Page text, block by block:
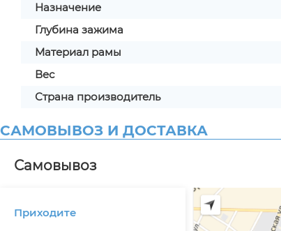
Назначение
Глубина зажима
Материал рамы
Вес
Страна производитель
САМОВЫВОЗ И ДОСТАВКА
Самовывоз
Приходите